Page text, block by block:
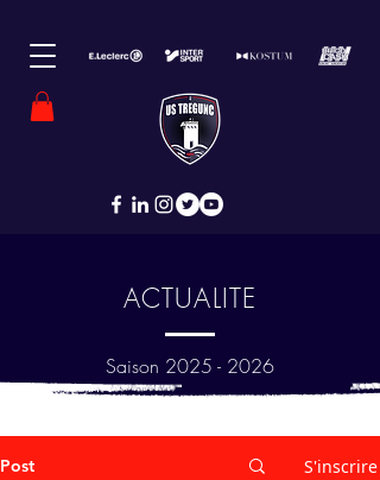
ACTUALITE
Saison 2025 - 2026
Post S'inscrire